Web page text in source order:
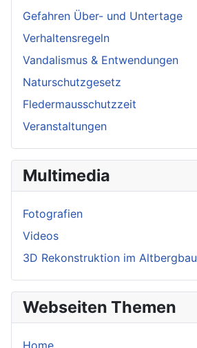
Gefahren Über- und Untertage
Verhaltensregeln
Vandalismus & Entwendungen
Naturschutzgesetz
Fledermausschutzzeit
Veranstaltungen
Multimedia
Fotografien
Videos
3D Rekonstruktion im Altbergbau
Webseiten Themen